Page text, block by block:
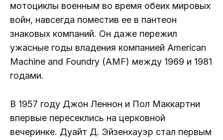
мотоциклы военным во время обеих мировых
войн, навсегда поместив ее в пантеон
знаковых компаний. Он даже пережил
ужасные годы владения компанией American
Machine and Foundry (AMF) между 1969 и 1981
годами.
В 1957 году Джон Леннон и Пол Маккартни
впервые пересеклись на церковной
вечеринке. Дуайт Д. Эйзенхауэр стал первым